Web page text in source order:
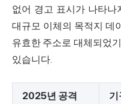
없어 경고 표시가 나타나
대규모 이체의 목적지 데
유효한 주소로 대체되었
있습니다.
2025년 공격 기